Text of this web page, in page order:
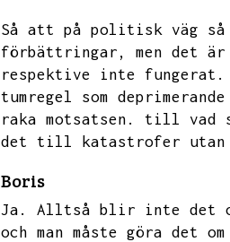
Så att på politisk väg så
förbättringar,
men det
respektive inte fungerat.
tumregel som
raka motsatsen.
till vad
det till katastrofer utan
Boris
Ja.
Alltså blir inte det
och man måste göra det